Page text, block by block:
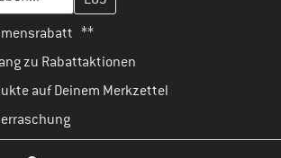
**
zu Rabattaktionen
auf Deinem Merkzettel